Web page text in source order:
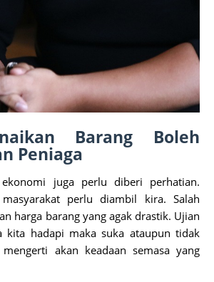
Barang Boleh
Peniaga
ekonomi juga perlu diberi perhatian.
masyarakat perlu diambil kira. Salah
harga barang yang agak drastik. Ujian
kita hadapi maka suka ataupun tidak
akan keadaan semasa yang